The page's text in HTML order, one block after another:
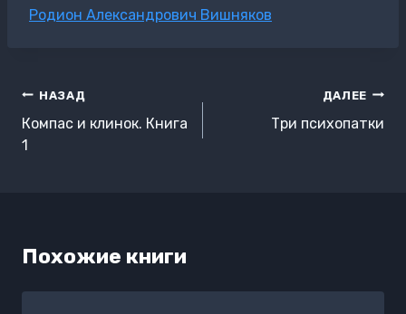
Метки
Родион Александрович Вишняков
Навигация
по
записям
НАЗАД
Компас и клинок. Книга
1
ДАЛЕЕ
Три психопатки
Похожие книги